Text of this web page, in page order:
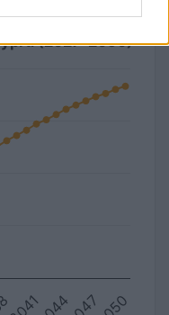
(2027-2050)